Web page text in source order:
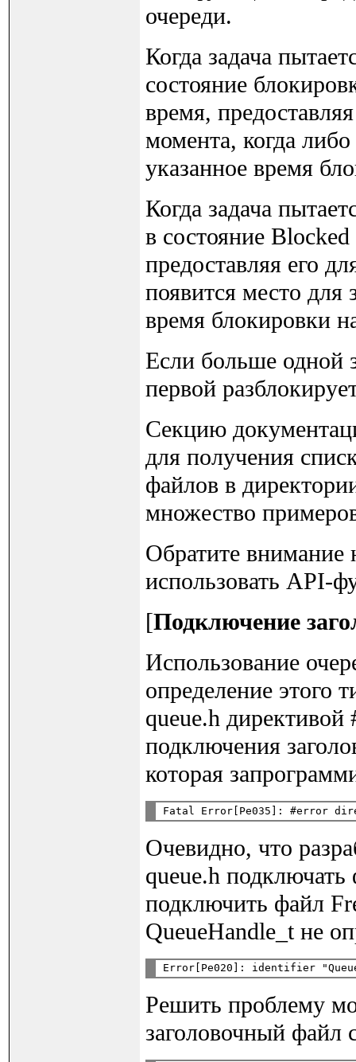
очереди.
Когда задача
состояние
время,
момента, когда
указанное время
Когда задача
в состояние
предоставляя его
появится место для
время блокировки
Если больше одной
первой
Секцию
для получения
файлов в
множество
Обратите
использовать API-
[Подключение
Использование
определение этого
queue.h
подключения
которая
Очевидно, что
queue.h
подключить файл
QueueHandle_t не
Решить проблему
заголовочный файл